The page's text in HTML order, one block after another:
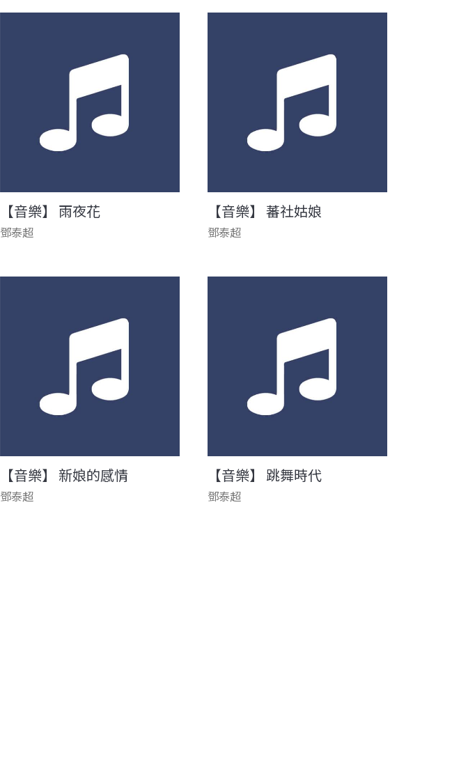
【音樂】 雨夜花
鄧泰超
【音樂】 蕃社姑娘
鄧泰超
【音樂】 新娘的感情
鄧泰超
【音樂】 跳舞時代
鄧泰超